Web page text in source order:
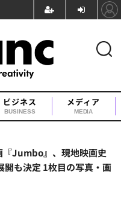
ビジネス
BUSINESS
メディア
MEDIA
『Jumbo』、現地映画史
も決定 1枚目の写真・画